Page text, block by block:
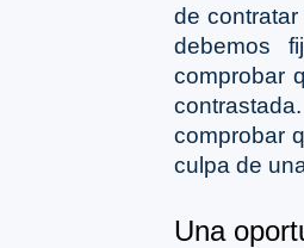
de
debemos
comprobar
comprobar
culpa de
Una